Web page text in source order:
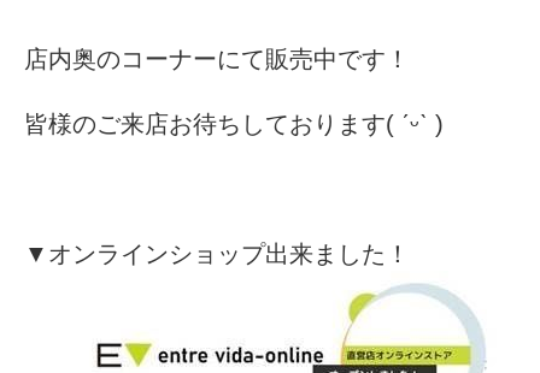
店内奥のコーナーにて販売中です！
皆様のご来店お待ちしております( ˊᵕˋ )
▼オンラインショップ出来ました！